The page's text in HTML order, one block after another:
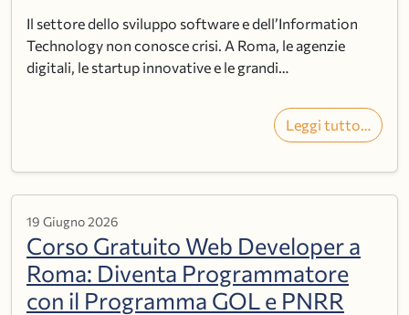
Il settore dello sviluppo software e dell’Information
Technology non conosce crisi. A Roma, le agenzie
digitali, le startup innovative e le grandi…
Leggi tutto…
19 Giugno 2026
Corso Gratuito Web Developer a
Roma: Diventa Programmatore
con il Programma GOL e PNRR